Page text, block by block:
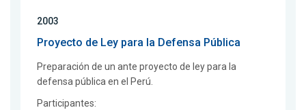
2003
Proyecto de Ley para la Defensa Pública
Preparación de un ante proyecto de ley para la
defensa pública en el Perú.
Participantes: